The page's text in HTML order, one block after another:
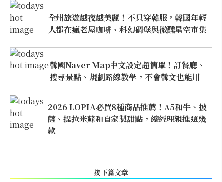
全州旅遊越夜越美麗！不只穿韓服，韓國年輕
人都在瘋老屋咖啡、科幻碉堡與微醺星空市集
韓國Naver Map中文設定超簡單！訂餐廳、
搜尋景點、規劃路線教學，不會韓文也能用
2026 LOPIA必買8種商品推薦！A5和牛、披
薩、提拉米蘇和自家製甜點，總經理親推這幾
款
接下篇文章